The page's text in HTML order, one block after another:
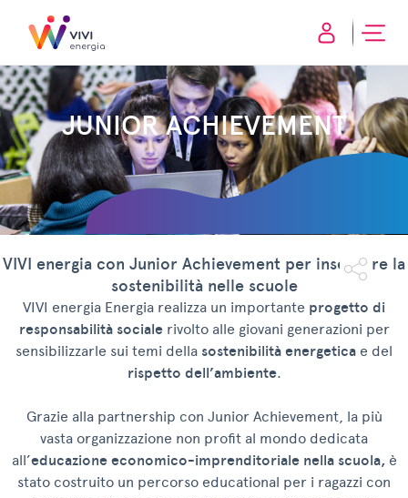
JUNIOR ACHIEVEMENT
VIVI energia con Junior Achievement per insegnare la
sostenibilità nelle scuole
VIVI energia Energia realizza un importante progetto di
responsabilità sociale rivolto alle giovani generazioni per
sensibilizzarle sui temi della sostenibilità energetica e del
rispetto dell’ambiente.
Grazie alla partnership con Junior Achievement, la più
vasta organizzazione non profit al mondo dedicata
all’educazione economico-imprenditoriale nella scuola,è
stato costruito un percorso educational per i ragazzi con